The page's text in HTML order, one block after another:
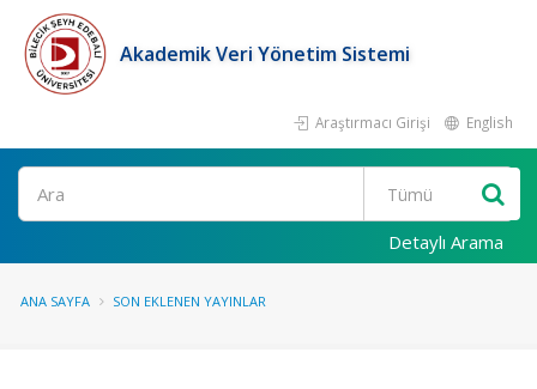
Akademik Veri Yönetim Sistemi
Araştırmacı Girişi English
Ara
Detaylı Arama
ANA SAYFA SON EKLENEN YAYINLAR